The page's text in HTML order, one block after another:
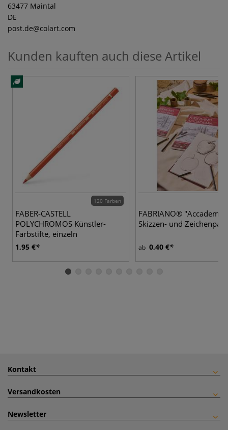
63477 Maintal
DE
post.de@colart.com
Kunden kauften auch diese Artikel
120 Farben
FABER-CASTELL
POLYCHROMOS Künstler-
Farbstifte, einzeln
1,95 €
FABRIANO® "Accademia"
Skizzen- und
ab 0,40 €
Kontakt
Versandkosten
Newsletter